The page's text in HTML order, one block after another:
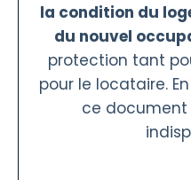
la condition du
du nouvel
protection tant
pour le locataire.
ce document